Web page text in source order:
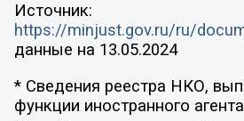
Источник:
https://minjust.gov.ru/ru/
данные на 13.05.2024
* Сведения реестра НКО,
функции иностранного